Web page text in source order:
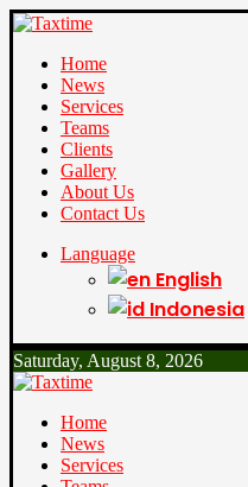
Home
News
Services
Teams
Clients
Gallery
About Us
Contact Us
Language
English
Indonesia
Saturday, August 8, 2026
Home
News
Services